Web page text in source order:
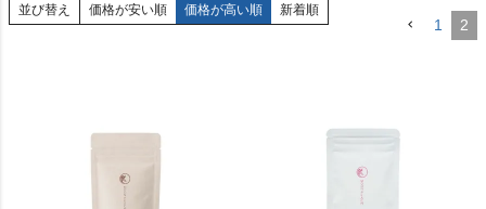
並び替え 価格が安い順 価格が高い順 新着順
1 2